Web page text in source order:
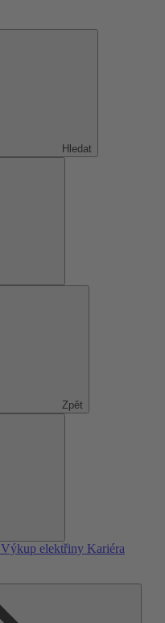
Hledat
Zpět
Výkup elektřiny Kariéra